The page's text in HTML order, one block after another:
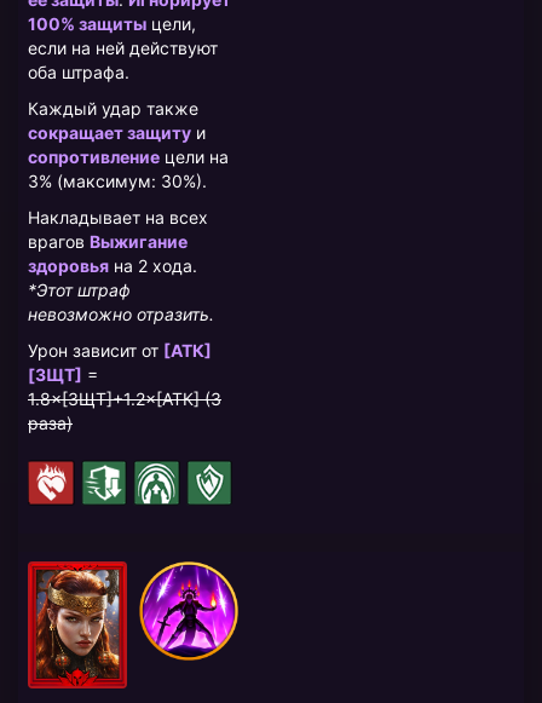
100% защиты цели,
если на ней действуют
оба штрафа.
Каждый удар также
сокращает защиту и
сопротивление цели на
3% (максимум: 30%).
Накладывает на всех
врагов Выжигание
здоровья на 2 хода.
*Этот штраф
невозможно отразить.
Урон зависит от [АТК]
[ЗЩТ] =
1.8×[ЗЩТ]+1.2×[АТК] (3
раза)